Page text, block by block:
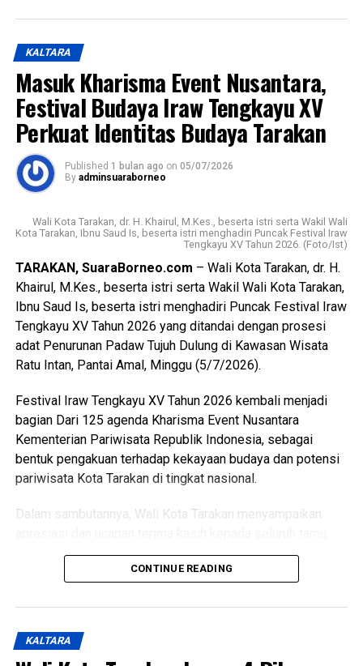
Menurutnya, berbagai prestasi yang telah diraih serta karya
karakter yang dilakukan mampu melahirkan generasi yang
berprestasi dan memiliki potensi untuk terus berkembang.
Ia juga menegaskan bahwa keberadaan SRT 59 Tarakan
sejalan dengan program Asta Cita Presiden Republik
Indonesia serta visi dan misi Pemerintah Kota Tarakan
dalam meningkatkan kualitas sumber daya manusia.
pemindahan SRT 59 Tarakan ke gedung baru yang
berlokasi di Kecamatan Tarakan Utara. Diharapkan, dengan
fasilitas yang lebih memadai, semangat belajar dan proses
pembinaan peserta didik dapat semakin meningkat.
Mengakhiri sambutannya, Wakil Wali Kota menyampaikan
apresiasi dan terima kasih kepada seluruh guru dan tenaga
pendidik yang telah dengan penuh dedikasi membimbing
pendidikan, sehingga mampu mencetak generasi yang
berkarakter, mandiri, dan berprestasi. (Adv/Mandu)
Views: 47
Bagikan ke
Messenger
KALTARA
Masuk Kharisma Event Nusantara,
Festival Budaya Iraw Tengkayu XV
Perkuat Identitas Budaya Tarakan
Published 1 bulan ago on 05/07/2026
By adminsuaraborneo
Wali Kota Tarakan, dr. H. Khairul, M.Kes., beserta istri serta Wakil Wali
Kota Tarakan, Ibnu Saud Is, beserta istri menghadiri Puncak Festival Iraw
Tengkayu XV Tahun 2026. (Foto/Ist)
TARAKAN, SuaraBorneo.com – Wali Kota Tarakan, dr. H.
Khairul, M.Kes., beserta istri serta Wakil Wali Kota Tarakan,
Ibnu Saud Is, beserta istri menghadiri Puncak Festival Iraw
Tengkayu XV Tahun 2026 yang ditandai dengan prosesi
adat Penurunan Padaw Tujuh Dulung di Kawasan Wisata
Ratu Intan, Pantai Amal, Minggu (5/7/2026).
Festival Iraw Tengkayu XV Tahun 2026 kembali menjadi
bagian Dari 125 agenda Kharisma Event Nusantara
Kementerian Pariwisata Republik Indonesia, sebagai
bentuk pengakuan terhadap kekayaan budaya dan potensi
pariwisata Kota Tarakan di tingkat nasional.
Dalam sambutannya, Wali Kota Tarakan menyampaikan
undangan yang telah hadir serta masyarakat yang
memadati lokasi acara dengan penuh antusias untuk
kebijakan efisiensi anggaran, pelaksanaan Festival Iraw
CONTINUE READING
KALTARA